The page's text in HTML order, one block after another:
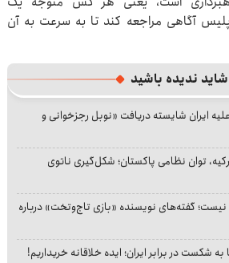
پلیس آگاهی مراجعه کند تا به سرعت به آن
شاید ندیده باشید
ایران شایسته دریافت «نوبل رجزخوانی و
توان نظامی پاکستان؛ شکل‌گیری ناتوی
گفته‌های نویسنده «بازی تاج‌وتخت» درباره
به شکست در برابر ایران؛ ایده خلاقانه خریداریم!